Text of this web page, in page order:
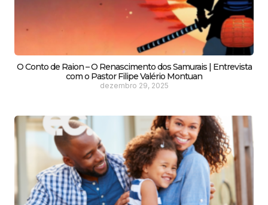
O Conto de Raion – O Renascimento dos Samurais | Entrevista
com o Pastor Filipe Valério Montuan
dezembro 29, 2025